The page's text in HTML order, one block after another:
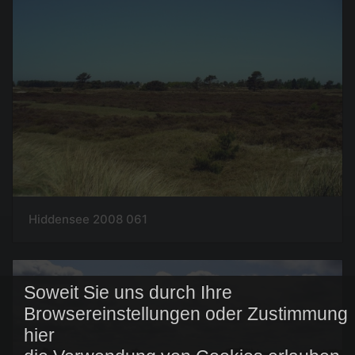
Soweit Sie uns durch Ihre
Browsereinstellungen oder Zustimmung
hier
Hiddensee 2008 061